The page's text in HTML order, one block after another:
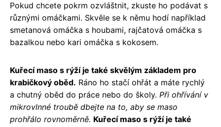
Pokud chcete pokrm ozvláštnit, zkuste ho podávat s
různými omáčkami. Skvěle se k němu hodí například
smetanová omáčka s houbami, rajčatová omáčka s
bazalkou nebo kari omáčka s kokosem.
Kuřecí maso s rýží je také skvělým základem pro
krabičkový oběd. Ráno ho stačí ohřát a máte rychlý
a chutný oběd do práce nebo do školy. Při ohřívání v
mikrovlnné troubě dbejte na to, aby se maso
prohřálo rovnoměrně. Kuřecí maso s rýží je také